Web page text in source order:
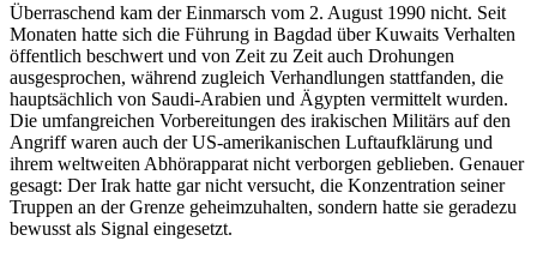
Überraschend kam der Einmarsch vom 2. August 1990 nicht. Seit
Monaten hatte sich die Führung in Bagdad über Kuwaits Verhalten
öffentlich beschwert und von Zeit zu Zeit auch Drohungen
ausgesprochen, während zugleich Verhandlungen stattfanden, die
hauptsächlich von Saudi-Arabien und Ägypten vermittelt wurden.
Die umfangreichen Vorbereitungen des irakischen Militärs auf den
Angriff waren auch der US-amerikanischen Luftaufklärung und
ihrem weltweiten Abhörapparat nicht verborgen geblieben. Genauer
gesagt: Der Irak hatte gar nicht versucht, die Konzentration seiner
Truppen an der Grenze geheimzuhalten, sondern hatte sie geradezu
bewusst als Signal eingesetzt.